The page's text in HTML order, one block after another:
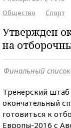
Общество
Спорт
Утвержден
на
Финальный
Тренерский
окончательный
готовиться к
Европы-2016 с